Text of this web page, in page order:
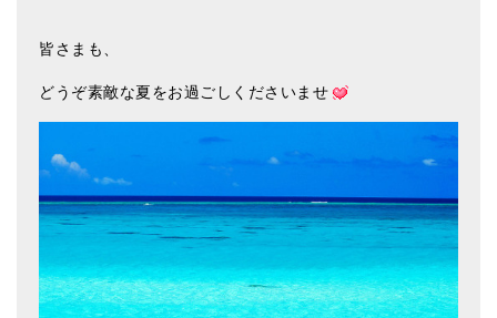
皆さまも、
どうぞ素敵な夏をお過ごしくださいませ